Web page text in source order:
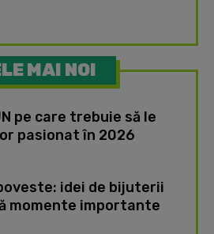
MAI NOI
pe care trebuie să le
pasionat în 2026
idei de bijuterii
momente importante